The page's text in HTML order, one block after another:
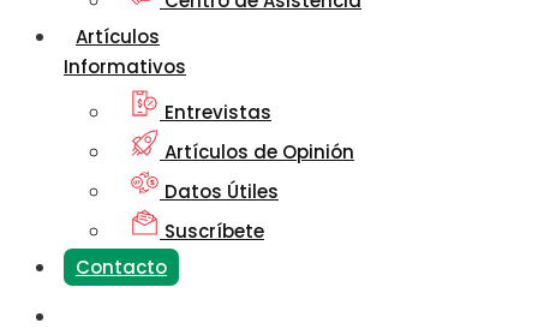
Artículos
Informativos
Entrevistas
Artículos de Opinión
Datos Útiles
Suscríbete
Contacto